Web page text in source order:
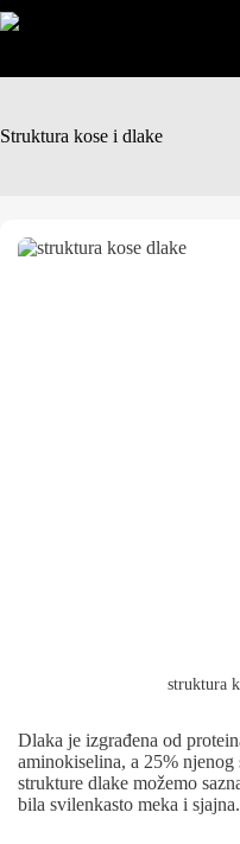
Struktura kose i dlake
struktura
Dlaka je izgrađena od
aminokiselina, a 25% njenog
strukture dlake možemo
bila svilenkasto meka i sjajna.